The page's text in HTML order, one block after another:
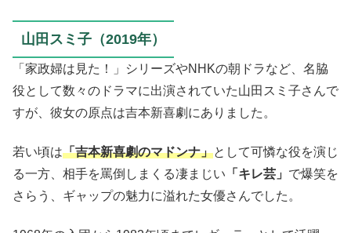
山田スミ子（2019年）
「家政婦は見た！」シリーズやNHKの朝ドラなど、名脇
役として数々のドラマに出演されていた山田スミ子さんで
すが、彼女の原点は吉本新喜劇にありました。
若い頃は「吉本新喜劇のマドンナ」として可憐な役を演じ
る一方、相手を罵倒しまくる凄まじい 「キレ芸」 で爆笑を
さらう、ギャップの魅力に溢れた女優さんでした。